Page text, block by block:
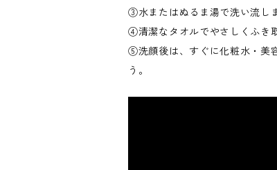
③水またはぬるま湯で洗い流し
④清潔なタオルでやさしくふき
⑤洗顔後は、すぐに化粧水・美
う。